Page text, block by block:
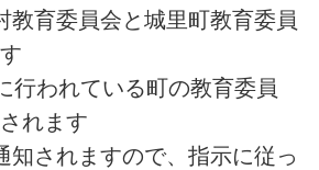
教育委員会と城里町教育委員
行われている町の教育委員
れます
知されますので、指示に従っ